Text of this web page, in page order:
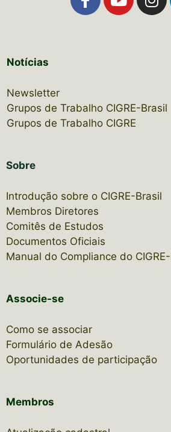
Notícias
Newsletter
Grupos de Trabalho CIGRE-Brasil
Grupos de Trabalho CIGRE
Sobre
Introdução sobre o CIGRE-Brasil
Membros Diretores
Comitês de Estudos
Documentos Oficiais
Manual do Compliance do
Associe-se
Como se associar
Formulário de Adesão
Oportunidades de participação
Membros